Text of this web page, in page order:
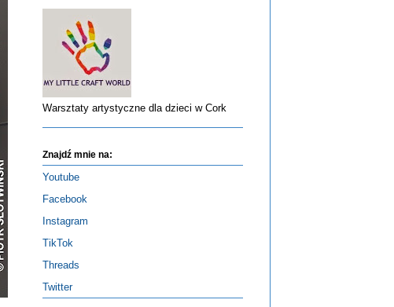
Warsztaty artystyczne dla dzieci w Cork
Znajdź mnie na:
Youtube
Facebook
Instagram
TikTok
Threads
Twitter